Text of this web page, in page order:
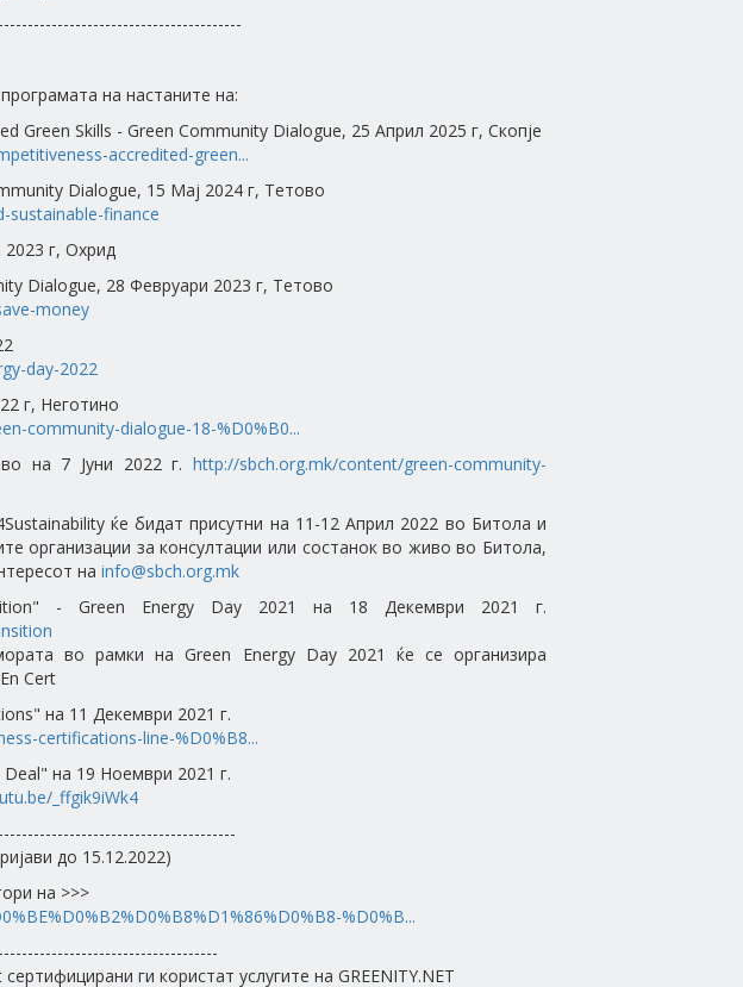
на настаните на:
Green Skills - Green Community Dialogue, 25 Април 2025 г, Скопје
accredited-green...
Dialogue, 15 Мај 2024 г, Тетово
sustainable-finance
г, Охрид
Dialogue, 28 Февруари 2023 г, Тетово
money
day-2022
г, Неготино
community-dialogue-18-%D0%B0...
на 7 Јуни 2022 г. http://sbch.org.mk/content/green-community-
ќе бидат присутни на 11-12 Април 2022 во Битола и
организации за консултации или состанок во живо во Битола,
на info@sbch.org.mk
- Green Energy Day 2021 на 18 Декември 2021 г.
во рамки на Green Energy Day 2021 ќе се организира
Cert
на 11 Декември 2021 г.
certifications-line-%D0%B8...
на 19 Ноември 2021 г.
_ffgik9iWk4
до 15.12.2022)
на >>>
%D0%B...
ги користат услугите на GREENITY.NET